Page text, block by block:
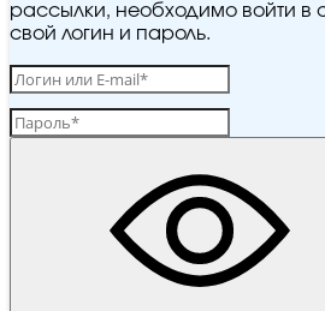
рассылки, необходимо войти в
свой логин и пароль.